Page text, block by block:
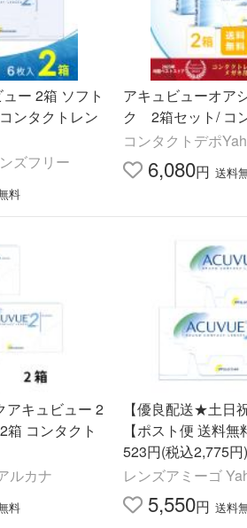
ー 2箱 ソフト
ンタクトレン
ズフリー
料
アキュビューオア
ク 2箱セット/ コ
コンタクトデポ
6,080円 送料
アキュビュー 2
箱 コンタクト
ルカナ
料
【優良配送★土日
【ポスト便 送料
523円(税込2,775
キュビュー 2箱セ
レンズアミーゴ
5,550円 送料